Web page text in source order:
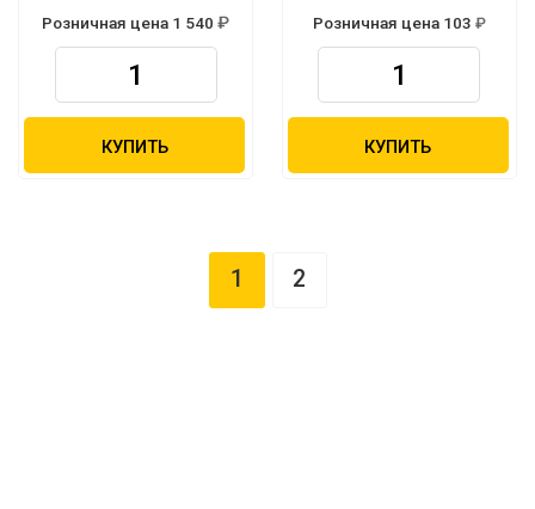
Розничная цена 1 540
КУПИТЬ
Розничная цена 103
КУПИТЬ
1 2